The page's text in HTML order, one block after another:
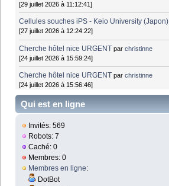
[29 juillet 2026 à 11:12:41]
Cellules souches iPS - Keio University (Japon)
[27 juillet 2026 à 12:24:22]
Cherche hôtel nice URGENT parchristinne
[24 juillet 2026 à 15:59:24]
Cherche hôtel nice URGENT parchristinne
[24 juillet 2026 à 15:56:46]
Qui est en ligne
Invités: 569
Robots: 7
Caché: 0
Membres: 0
Membres en ligne:
DotBot